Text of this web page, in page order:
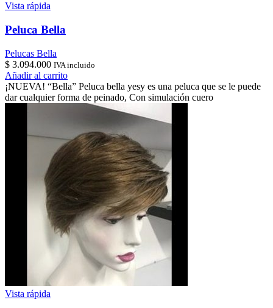
Vista rápida
Peluca Bella
Pelucas Bella
$ 3.094.000 IVA incluido
Añadir al carrito
¡NUEVA! “Bella” Peluca bella yesy es una peluca que se le puede
dar cualquier forma de peinado, Con simulación cuero
Vista rápida